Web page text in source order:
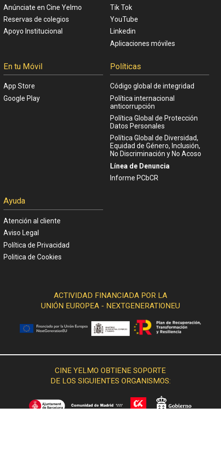
Anúnciate en Cine Yelmo
Reservas de colegios
Apoyo Institucional
Tik Tok
YouTube
Linkedin
Aplicaciones móviles
En tu Móvil
App Store
Google Play
Políticas
Código global de integridad
Política internacional
anticorrupción
Política Global de Protección
Datos Personales
Política Global de Diversidad,
Equidad de Género, Inclusión,
No Discriminación y No Acoso
Línea de Denuncia
Informe PCbCR
Ayuda
Atención al cliente
Aviso Legal
Política de Privacidad
Politica de Cookies
ACTIVIDAD FINANCIADA POR LA
UNIÓN EUROPEA - NEXTGENERATIONEU
CINE YELMO OBTIENE SOPORTE
DE LOS SIGUIENTES ORGANISMOS: